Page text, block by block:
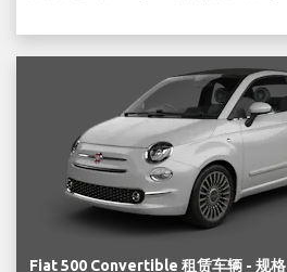
Fiat 500 Convertible 租赁车辆 - 规格